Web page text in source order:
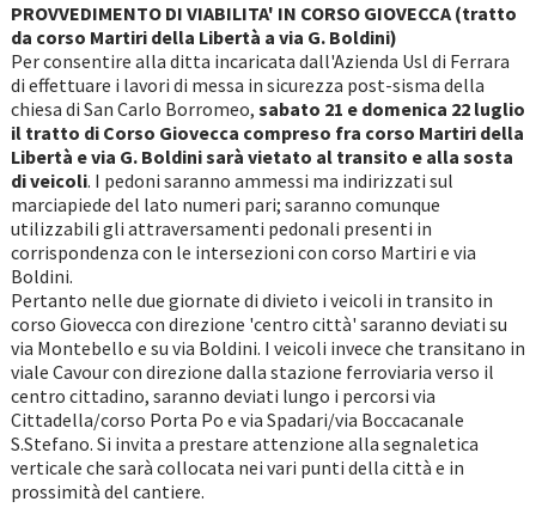
PROVVEDIMENTO DI VIABILITA' IN CORSO GIOVECCA (tratto
da corso Martiri della Libertà a via G. Boldini)
Per consentire alla ditta incaricata dall'Azienda Usl di Ferrara
di effettuare i lavori di messa in sicurezza post-sisma della
chiesa di San Carlo Borromeo, sabato 21 e domenica 22 luglio
il tratto di Corso Giovecca compreso fra corso Martiri della
Libertà e via G. Boldini sarà vietato al transito e alla sosta
di veicoli. I pedoni saranno ammessi ma indirizzati sul
marciapiede del lato numeri pari; saranno comunque
utilizzabili gli attraversamenti pedonali presenti in
corrispondenza con le intersezioni con corso Martiri e via
Boldini.
Pertanto nelle due giornate di divieto i veicoli in transito in
corso Giovecca con direzione 'centro città' saranno deviati su
via Montebello e su via Boldini. I veicoli invece che transitano in
viale Cavour con direzione dalla stazione ferroviaria verso il
centro cittadino, saranno deviati lungo i percorsi via
Cittadella/corso Porta Po e via Spadari/via Boccacanale
S.Stefano. Si invita a prestare attenzione alla segnaletica
verticale che sarà collocata nei vari punti della città e in
prossimità del cantiere.